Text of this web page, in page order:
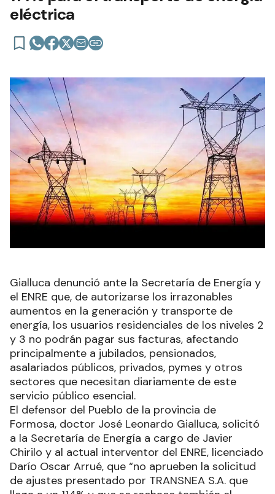
eléctrica
Gialluca denunció ante la Secretaría de Energía y
el ENRE que, de autorizarse los irrazonables
aumentos en la generación y transporte de
energía, los usuarios residenciales de los niveles 2
y 3 no podrán pagar sus facturas, afectando
principalmente a jubilados, pensionados,
asalariados públicos, privados, pymes y otros
sectores que necesitan diariamente de este
servicio público esencial.
El defensor del Pueblo de la provincia de
Formosa, doctor José Leonardo Gialluca, solicitó
a la Secretaría de Energía a cargo de Javier
Chirilo y al actual interventor del ENRE, licenciado
Darío Oscar Arrué, que “no aprueben la solicitud
de ajustes presentado por TRANSNEA S.A. que